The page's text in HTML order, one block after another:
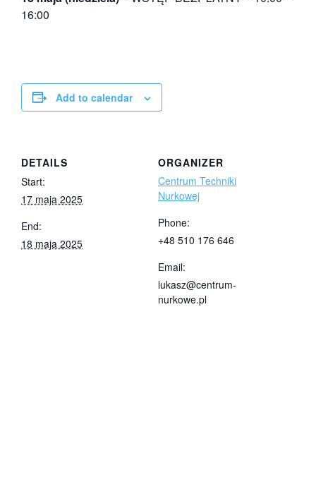
16:00
Add to calendar
DETAILS
Start:
17 maja 2025
End:
18 maja 2025
ORGANIZER
Centrum Techniki
Nurkowej
Phone:
+48 510 176 646
Email:
lukasz@centrum-
nurkowe.pl